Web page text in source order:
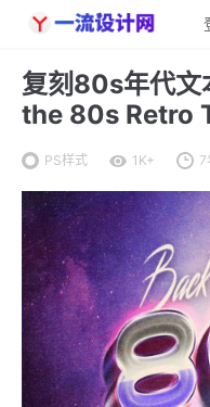
复刻80s年代文
the 80s Retro
PS样式 1K+ 7